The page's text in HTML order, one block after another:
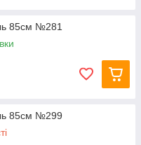
85см №281
85см №299